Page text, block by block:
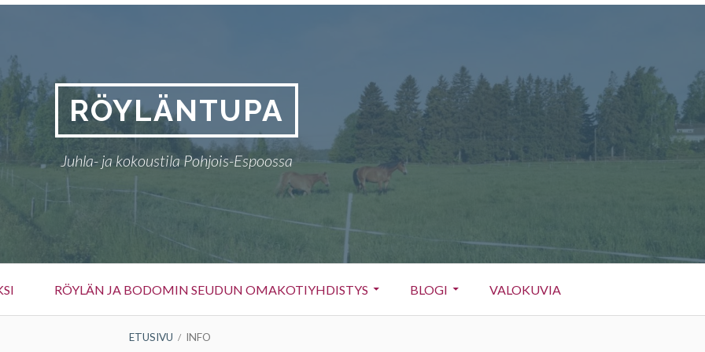
RÖYLÄNTUPA
Juhla- ja kokoustila Pohjois-Espoossa
RÖYLÄN JA BODOMIN SEUDUN OMAKOTIYHDISTYS BLOGI VALOKUVIA
ETUSIVU INFO